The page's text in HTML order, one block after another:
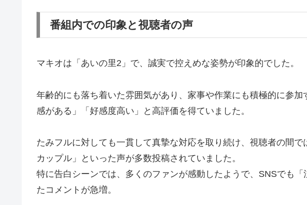
番組内での印象と視聴者の声
マキオは「あいの里2」で、誠実で控えめな姿勢が印象的でした。
年齢的にも落ち着いた雰囲気があり、家事や作業にも積極的に参
感がある」「好感度高い」と高評価を得ていました。
たみフルに対しても一貫して真摯な対応を取り続け、視聴者の間
カップル」といった声が多数投稿されていました。
特に告白シーンでは、多くのファンが感動したようで、SNSでも
たコメントが急増。